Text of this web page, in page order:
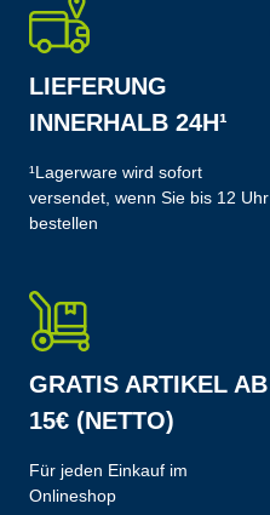
LIEFERUNG
INNERHALB 24H¹
¹Lagerware wird sofort
versendet, wenn Sie bis 12 Uhr
bestellen
GRATIS ARTIKEL AB
15€ (NETTO)
Für jeden Einkauf im
Onlineshop